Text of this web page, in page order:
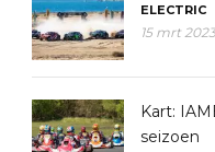
ELECTRIC
15 mrt 2023
Kart:
seizoen